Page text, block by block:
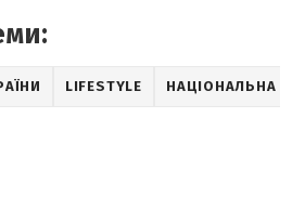
LIFESTYLE НАЦІОНАЛЬНА